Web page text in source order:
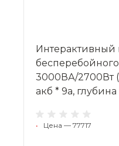
Интерактивный
3000ВА/2700Вт
акб * 9a,
• Цена — 77717